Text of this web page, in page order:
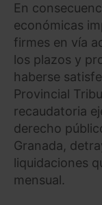
En
económicas
firmes en vía
los plazos y
haberse
Provincial
recaudatoria
derecho
Granada,
liquidaciones
mensual.